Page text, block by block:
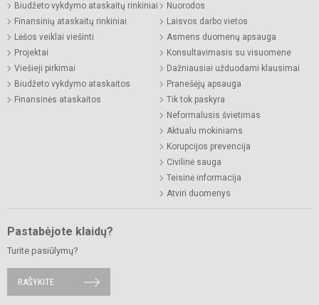
Biudžeto vykdymo ataskaitų rinkiniai
Finansinių ataskaitų rinkiniai
Lėšos veiklai viešinti
Projektai
Viešieji pirkimai
Biudžeto vykdymo ataskaitos
Finansinės ataskaitos
Nuorodos
Laisvos darbo vietos
Asmens duomenų apsauga
Konsultavimasis su visuomene
Dažniausiai užduodami klausimai
Pranešėjų apsauga
Tik tok paskyra
Neformalusis švietimas
Aktualu mokiniams
Korupcijos prevencija
Civilinė sauga
Teisinė informacija
Atviri duomenys
Pastabėjote klaidų?
Turite pasiūlymų?
RAŠYKITE